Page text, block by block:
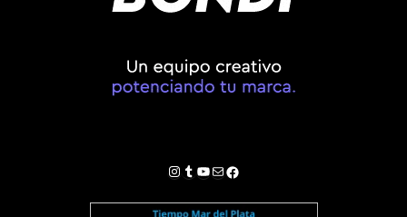
Instagram
Tumblr
YouTube
Correo electrónico
Facebook